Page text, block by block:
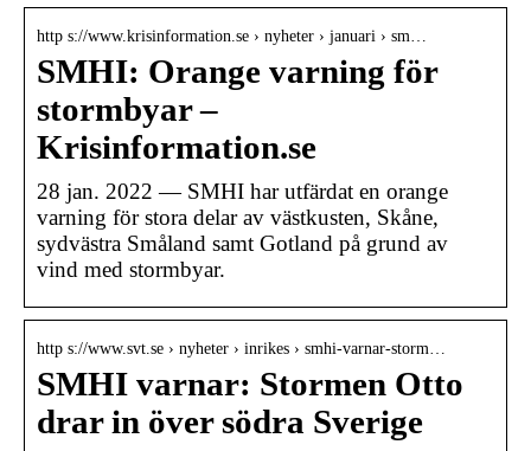
http s://www.krisinformation.se › nyheter › januari › sm…
SMHI: Orange varning för
stormbyar –
Krisinformation.se
28 jan. 2022 — SMHI har utfärdat en orange
varning för stora delar av västkusten, Skåne,
sydvästra Småland samt Gotland på grund av
vind med stormbyar.
http s://www.svt.se › nyheter › inrikes › smhi-varnar-storm…
SMHI varnar: Stormen Otto
drar in över södra Sverige